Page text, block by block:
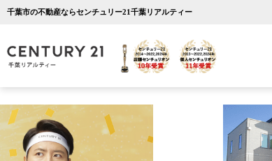
千葉市の不動産ならセンチュリー21千葉リアルティー